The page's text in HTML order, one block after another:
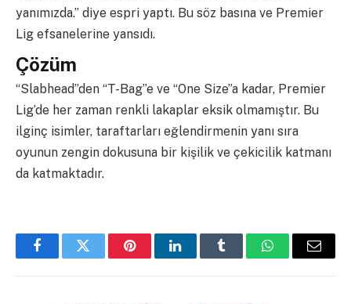
yanımızda.” diye espri yaptı. Bu söz basına ve Premier
Lig efsanelerine yansıdı.
Çözüm
“Slabhead”den “T-Bag”e ve “One Size”a kadar, Premier
Lig’de her zaman renkli lakaplar eksik olmamıştır. Bu
ilginç isimler, taraftarları eğlendirmenin yanı sıra
oyunun zengin dokusuna bir kişilik ve çekicilik katmanı
da katmaktadır.
FacebookTwitter PinterestLinkedInTumblr WhatsAppEmail